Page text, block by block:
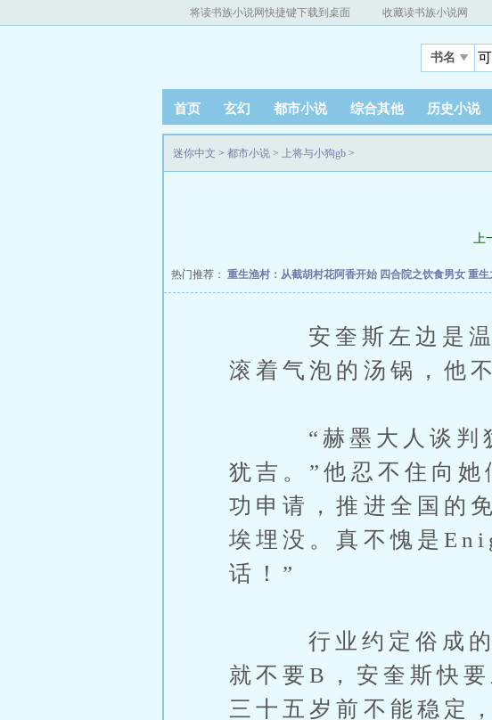
将读书族小说网快捷键下载到桌面 收藏读书族小说网
书名
首页 玄幻 都市小说 综合其他 历史小说
迷你中文 > 都市小说 > 上将与小狗gb >
上
热门推荐： 重生渔村：从截胡村花阿香开始 四合院之饮食男女 重生
安奎斯左边是温柔
滚着气泡的汤锅，他
“赫墨大人谈判犹
犹吉。”他忍不住向
功申请，推进全国的
埃埋没。真不愧是
话！”
行业约定俗成的规
就不要B，安奎斯快
三十五岁前不能稳定